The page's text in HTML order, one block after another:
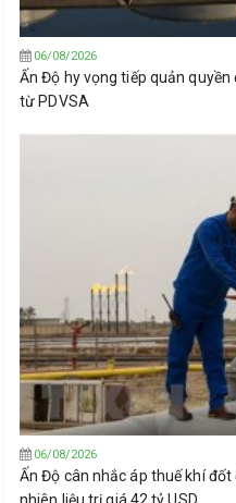
06/08/2026
Ấn Độ hy vọng tiếp quản
từ PDVSA
06/08/2026
Ấn Độ cân nhắc áp thuế khí